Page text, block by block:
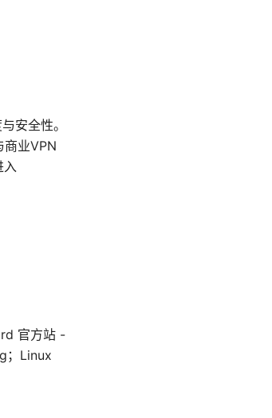
安全性。
商业VPN
入
官方站 -
；Linux